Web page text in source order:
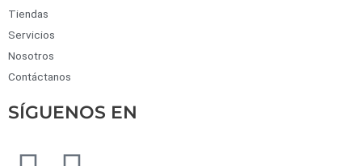
Tiendas
Servicios
Nosotros
Contáctanos
SÍGUENOS EN